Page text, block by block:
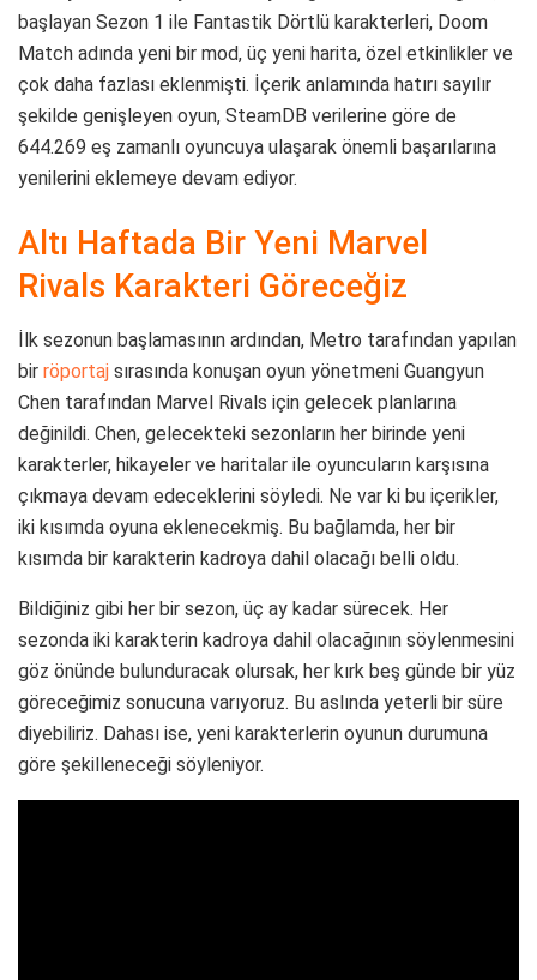
başlayan Sezon 1 ile Fantastik Dörtlü karakterleri, Doom
Match adında yeni bir mod, üç yeni harita, özel etkinlikler ve
çok daha fazlası eklenmişti. İçerik anlamında hatırı sayılır
şekilde genişleyen oyun, SteamDB verilerine göre de
644.269 eş zamanlı oyuncuya ulaşarak önemli başarılarına
yenilerini eklemeye devam ediyor.
Altı Haftada Bir Yeni Marvel
Rivals Karakteri Göreceğiz
İlk sezonun başlamasının ardından, Metro tarafından yapılan
bir röportaj sırasında konuşan oyun yönetmeni Guangyun
Chen tarafından Marvel Rivals için gelecek planlarına
değinildi. Chen, gelecekteki sezonların her birinde yeni
karakterler, hikayeler ve haritalar ile oyuncuların karşısına
çıkmaya devam edeceklerini söyledi. Ne var ki bu içerikler,
iki kısımda oyuna eklenecekmiş. Bu bağlamda, her bir
kısımda bir karakterin kadroya dahil olacağı belli oldu.
Bildiğiniz gibi her bir sezon, üç ay kadar sürecek. Her
sezonda iki karakterin kadroya dahil olacağının söylenmesini
göz önünde bulunduracak olursak, her kırk beş günde bir yüz
göreceğimiz sonucuna varıyoruz. Bu aslında yeterli bir süre
diyebiliriz. Dahası ise, yeni karakterlerin oyunun durumuna
göre şekilleneceği söyleniyor.